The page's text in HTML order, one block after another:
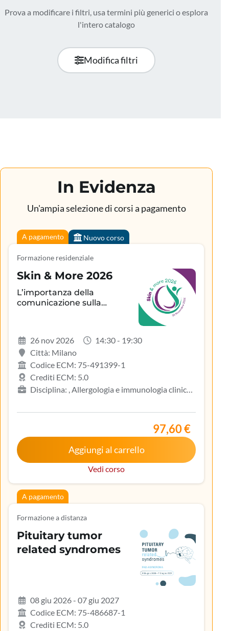
Prova a modificare i filtri, usa termini più generici o esplora
l'intero catalogo
Modifica filtri
In Evidenza
Un'ampia selezione di corsi a pagamento
A pagamento Nuovo corso
Formazione residenziale
Skin & More 2026
L’importanza della
comunicazione sulla
dermatologica
26 nov 2026
14:30 - 19:30
Città: Milano
Codice ECM: 75-491399-1
Crediti ECM: 5.0
Disciplina: , Allergologia e immunologia clinica,
Medicina del lavoro e sicurezza degli ambienti di
lavoro, Medicina generale (medici di famiglia)
97,60 €
Aggiungi al carrello
Vedi corso
A pagamento
Formazione a distanza
Pituitary tumor
related syndromes
08 giu 2026 - 07 giu 2027
Codice ECM: 75-486687-1
Crediti ECM: 5.0